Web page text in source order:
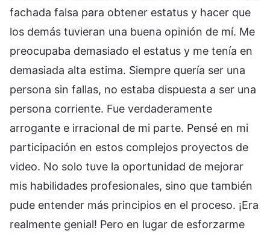
fachada falsa para obtener estatus y hacer que
los demás tuvieran una buena opinión de mí. Me
preocupaba demasiado el estatus y me tenía en
demasiada alta estima. Siempre quería ser una
persona sin fallas, no estaba dispuesta a ser una
persona corriente. Fue verdaderamente
arrogante e irracional de mi parte. Pensé en mi
participación en estos complejos proyectos de
video. No solo tuve la oportunidad de mejorar
mis habilidades profesionales, sino que también
pude entender más principios en el proceso. ¡Era
realmente genial! Pero en lugar de esforzarme